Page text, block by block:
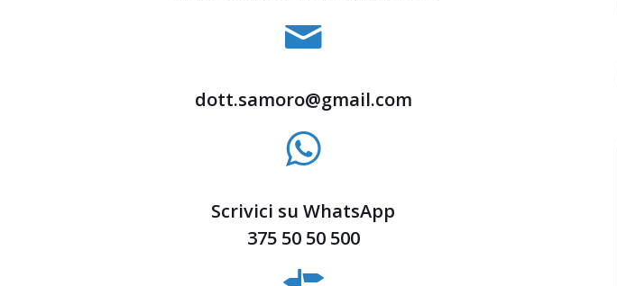
dott.samoro@gmail.com
Scrivici su WhatsApp
375 50 50 500